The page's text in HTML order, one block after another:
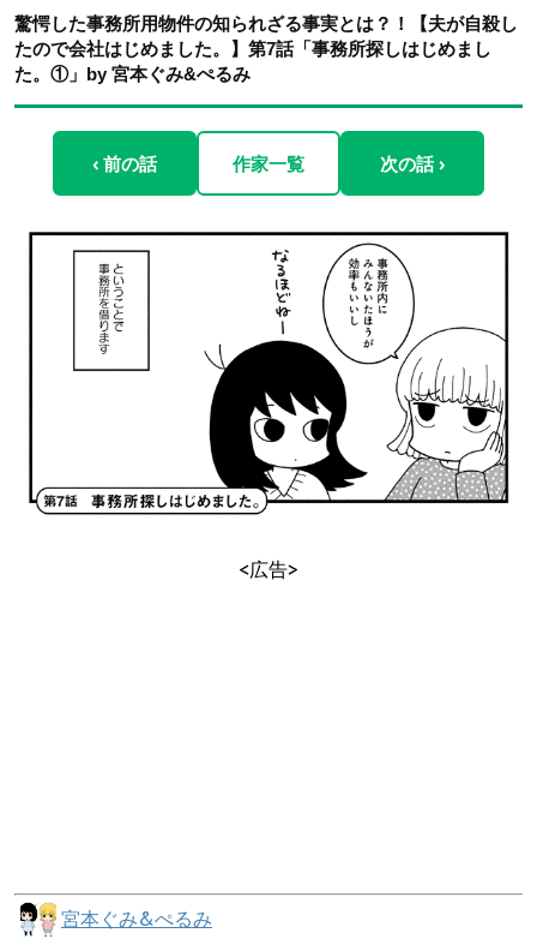
驚愕した事務所用物件の知られざる事実とは？！【夫が自殺し
たので会社はじめました。】第7話「事務所探しはじめまし
た。①」by 宮本ぐみ&ぺるみ
‹ 前の話 作家一覧 次の話 ›
<広告>
宮本ぐみ&ぺるみ